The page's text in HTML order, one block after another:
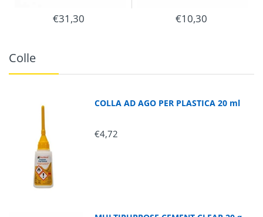
€31,30 €10,30
Colle
COLLA AD AGO PER PLASTICA 20 ml
€4,72